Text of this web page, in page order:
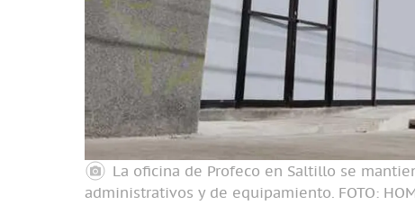
La oficina de Profeco en Saltillo se
administrativos y de equipamiento. FOTO: